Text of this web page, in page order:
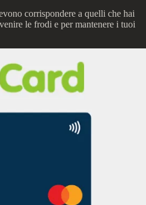
corrispondere a quelli che hai
le frodi e per mantenere i tuoi